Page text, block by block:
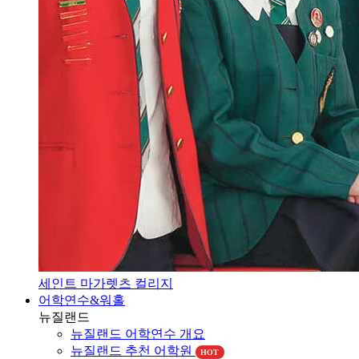
세인트 마가렛츠 컬리지
어학연수&워홀
뉴질랜드
뉴질랜드 어학연수 개요
뉴질랜드 추천 어학원
HOT
뉴질랜드 워킹홀리데이